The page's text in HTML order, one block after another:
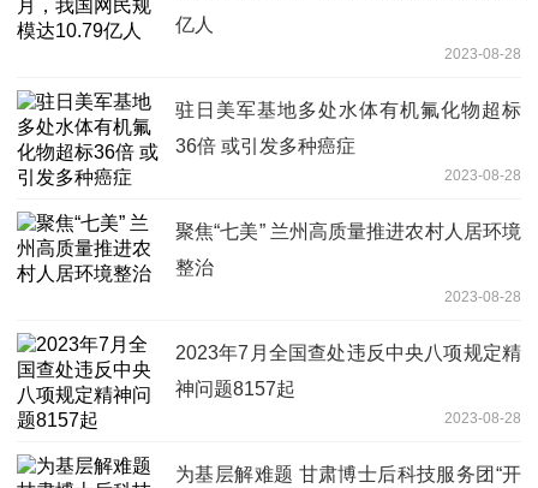
亿人
2023-08-28
驻日美军基地多处水体有机氟化物超标
36倍 或引发多种癌症
2023-08-28
聚焦“七美” 兰州高质量推进农村人居环境
整治
2023-08-28
2023年7月全国查处违反中央八项规定精
神问题8157起
2023-08-28
为基层解难题 甘肃博士后科技服务团“开